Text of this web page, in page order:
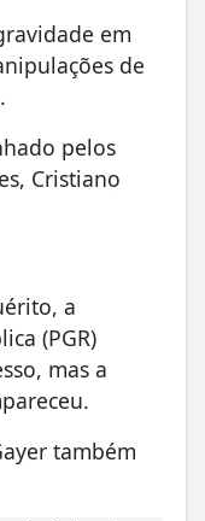
em
de
pelos
Cristiano
a
(PGR)
mas a
também